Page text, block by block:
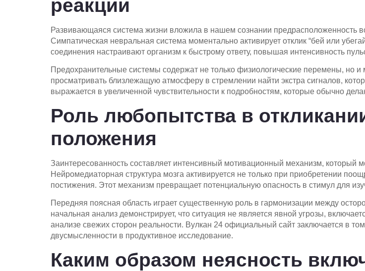
реакции
Развивающаяся система жизни вложила в нашем сознании предрасположенность
Симпатическая невральная система моментально активирует отклик “бей или
соединения настраивают организм к быстрому ответу, повышая интенсивность
Предохранительные системы содержат не только физиологические перемены, но
просматривать близлежащую атмосферу в стремлении найти экстра сигналов,
выражается в увеличенной чувствительности к подробностям, которые обычно
Роль любопытства в
положения
Заинтересованность составляет интенсивный мотивационный механизм, который
Нейромедиаторная структура мозга активируется не только при приобретении
постижения. Этот механизм превращает потенциальную опасность в стимул для
Передняя поясная область играет существенную роль в гармонизации между
начальная анализ демонстрирует, что ситуация не является явной угрозы,
анализе свежих сторон реальности. Вулкан 24 официальный сайт заключается в
двусмысленности в продуктивное исследование.
Каким образом неясность